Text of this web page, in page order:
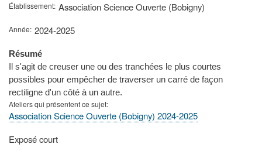
Établissement Association Science Ouverte (Bobigny)
Année 2024-2025
Résumé
Il s'agit de creuser une ou des tranchées le plus courtes
possibles pour empêcher de traverser un carré de façon
rectiligne d'un côté à un autre.
Ateliers qui présentent ce sujet
Association Science Ouverte (Bobigny) 2024-2025
Type
Exposé court